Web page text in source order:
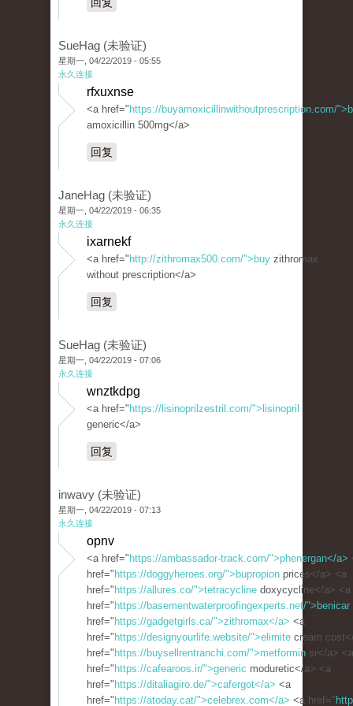
SueHag (未验证)
星期一, 04/22/2019 - 05:55
永久连接
rfxuxnse
<a href=" https://buyamoxicillinwithoutprescription.com/
amoxicillin 500mg</a>
回复
JaneHag (未验证)
星期一, 04/22/2019 - 06:35
永久连接
ixarnekf
<a href=" http://zithromax500.com/">buy zithromax
without prescription</a>
回复
SueHag (未验证)
星期一, 04/22/2019 - 07:06
永久连接
wnztkdpg
<a href=" https://lisinoprilzestril.com/">lisinopril
generic</a>
回复
inwavy (未验证)
星期一, 04/22/2019 - 07:13
永久连接
opnv
<a href=" https://ambassador-track.com/">phenergan</a>
href=" https://doggyheroes.org/">bupropion prices</a> <a
href=" https://allures.co/">tetracycline doxycycline</a> <a
href=" https://basementwaterproofingexperts.net/">benicar
href=" https://gadgetgirls.ca/">zithromax</a> <a
href=" https://designyourlife.website/">elimite cream
href=" https://buysellrentranchi.com/">metformin sr</a> <a
href=" https://cafearoos.ir/">generic moduretic</a> <a
href=" https://ditaliagiro.de/">cafergot</a> <a
href=" https://atoday.cat/">celebrex.com</a> <a href="